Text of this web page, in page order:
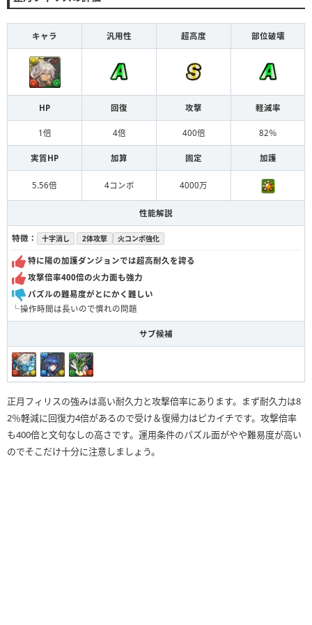
キャラ 汎用性 超高度 部位破壊
HP 回復 攻撃 軽減率
1倍 4倍 400倍 82％
実質HP 加算 固定 加護
5.56倍 4コンボ 4000万
性能解説
特徴： 十字消し 2体攻撃 火コンボ強化
特に陽の加護ダンジョンでは超高耐久を誇る
攻撃倍率400倍の火力面も強力
パズルの難易度がとにかく難しい
└操作時間は長いので慣れの問題
サブ候補
正月フィリスの強みは高い耐久力と攻撃倍率にあります。まず耐久力は8
2％軽減に回復力4倍があるので受け＆復帰力はピカイチです。攻撃倍率
も400倍と文句なしの高さです。運用条件のパズル面がやや難易度が高い
のでそこだけ十分に注意しましょう。